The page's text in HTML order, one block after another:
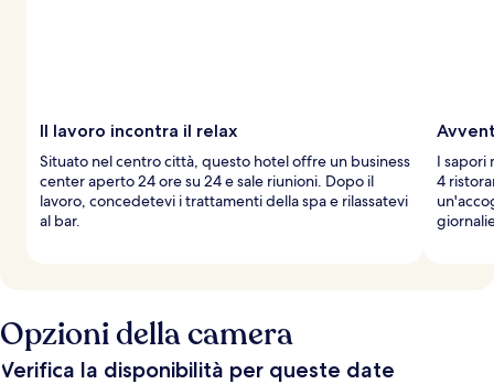
Il lavoro incontra il relax
Situato nel centro città, questo hotel offre un business
center aperto 24 ore su 24 e sale riunioni. Dopo il
lavoro, concedetevi i trattamenti della spa e rilassatevi
al bar.
I sapori
4
Opzioni della camera
Verifica la disponibilità per queste date